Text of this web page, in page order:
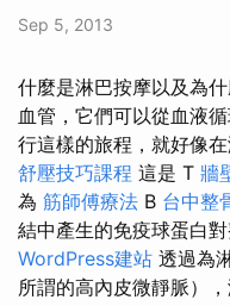
Sep 5, 2013
什麼是淋巴按摩以及為
血管，它們可以從血液
行這樣的旅程，就好像
舒壓技巧課程 這是 T 牆
為 筋師傅療法 B 台中整
結中產生的免疫球蛋白
WordPress建站 透過為
所謂的高內皮微靜脈）